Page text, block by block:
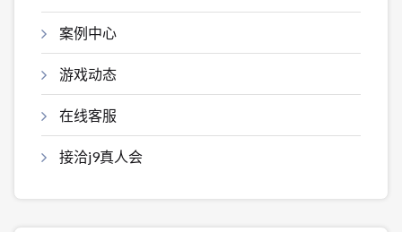
案例中心
游戏动态
在线客服
接洽j9真人会